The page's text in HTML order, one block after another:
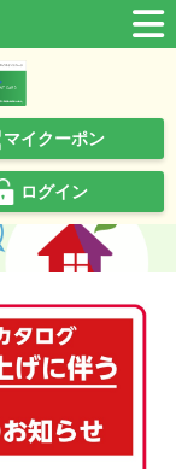
ログイン
マイクーポン